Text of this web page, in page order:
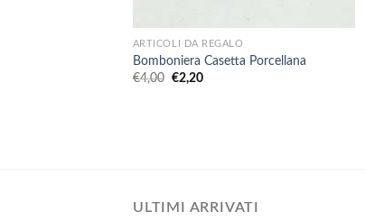
ARTICOLI DA REGALO
Bomboniera Casetta Porcellana
€4,00 Il
€2,20Il
ULTIMI ARRIVATI